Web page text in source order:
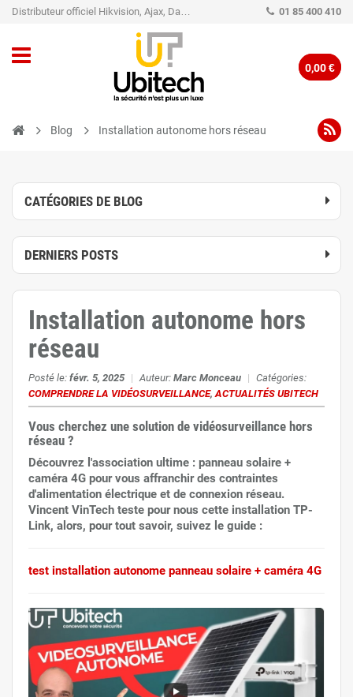
Distributeur officiel Hikvision, Ajax, Dahua, TP-Link - Caméra de vidéo surveillance - Alarme 01 85 400 410
0,00 €
Blog Installation autonome hors réseau
CATÉGORIES DE BLOG
DERNIERS POSTS
Installation autonome hors
réseau
Posté le: févr. 5, 2025 | Auteur: Marc Monceau | Catégories:
COMPRENDRE LA VIDÉOSURVEILLANCE,ACTUALITÉS UBITECH
Vous cherchez une solution de vidéosurveillance hors
réseau ?
Découvrez l'association ultime : panneau solaire +
caméra 4G pour vous affranchir des contraintes
d'alimentation électrique et de connexion réseau.
Vincent VinTech teste pour nous cette installation TP-
Link, alors, pour tout savoir, suivez le guide :
test installation autonome panneau solaire + caméra 4G